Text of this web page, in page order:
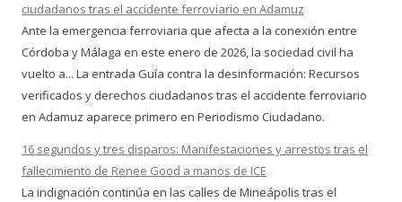
ciudadanos tras el accidente ferroviario en Adamuz
Ante la emergencia ferroviaria que afecta a la conexión entre
Córdoba y Málaga en este enero de 2026, la sociedad civil ha
vuelto a... La entrada Guía contra la desinformación: Recursos
verificados y derechos ciudadanos tras el accidente ferroviario
en Adamuz aparece primero en Periodismo Ciudadano.
16 segundos y tres disparos: Manifestaciones y arrestos tras el
fallecimiento de Renee Good a manos de ICE
La indignación continúa en las calles de Mineápolis tras el